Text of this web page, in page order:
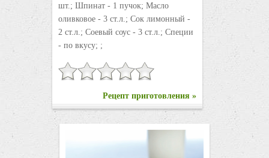
шт.; Шпинат - 1 пучок; Масло
оливковое - 3 ст.л.; Сок лимонный -
2 ст.л.; Соевый соус - 3 ст.л.; Специи
- по вкусу; ;
Рецепт приготовления »